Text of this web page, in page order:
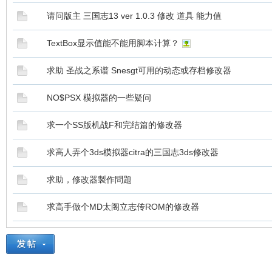
请问版主 三国志13 ver 1.0.3 修改 道具 能力值
TextBox显示值能不能用脚本计算？
求助 圣战之系谱 Snesgt可用的动态或存档修改器
NO$PSX 模拟器的一些疑问
求一个SS版机战F和完结篇的修改器
求高人弄个3ds模拟器citra的三国志3ds修改器
求助，修改器製作問題
求高手做个MD太阁立志传ROM的修改器